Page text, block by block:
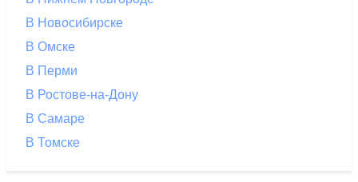
В Новосибирске
В Омске
В Перми
В Ростове-на-Дону
В Самаре
В Томске